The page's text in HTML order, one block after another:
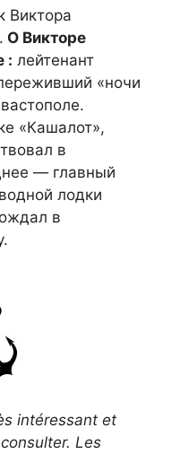
Виктора
О Викторе
: лейтенант
«ночи
«Кашалот»,
в
— главный
лодки
в
intéressant et
Les